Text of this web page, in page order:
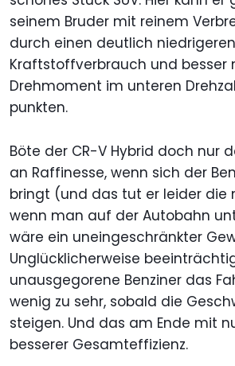
seinem Bruder mit reinem
durch einen deutlich niedrigeren
Kraftstoffverbrauch und besser
Drehmoment im unteren
punkten.
Böte der CR-V Hybrid doch nur
an Raffinesse, wenn sich der
bringt (und das tut er leider die
wenn man auf der Autobahn
wäre ein uneingeschränkter
Unglücklicherweise
unausgegorene Benziner das
wenig zu sehr, sobald die
steigen. Und das am Ende mit
besserer Gesamteffizienz.